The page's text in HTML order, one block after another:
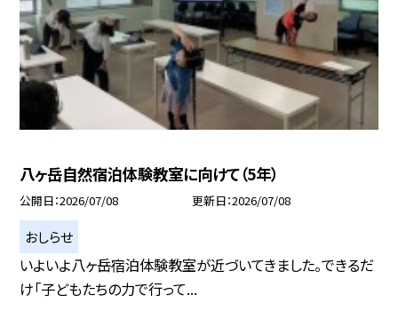
八ヶ岳自然宿泊体験教室に向けて（5年）
公開日 2026/07/08 更新日 2026/07/08
おしらせ
いよいよ八ヶ岳宿泊体験教室が近づいてきました。できるだ
け「子どもたちの力で行って...